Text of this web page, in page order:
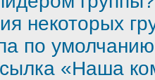
некоторых
по
«Наша